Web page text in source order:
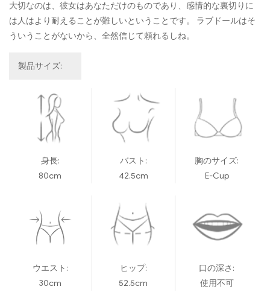
大切なのは、彼女はあなただけのものであり、感情的な裏切りに
は人はより耐えることが難しいということです。 ラブドールはそ
ういうことがないから、全然信じて頼れるしね。
製品サイズ:
身長:
80cm
バスト:
42.5cm
胸のサイズ:
E-Cup
ウエスト:
30cm
ヒップ:
52.5cm
口の深さ:
使用不可